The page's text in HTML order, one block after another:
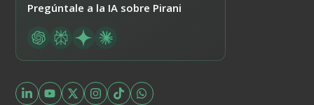
Pregúntale a la IA sobre Pirani